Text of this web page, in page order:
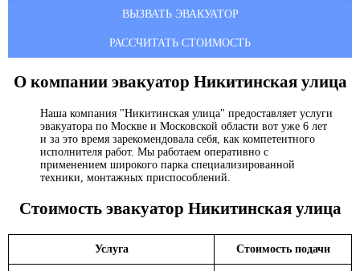
ВЫЗВАТЬ ЭВАКУАТОР
РАССЧИТАТЬ СТОИМОСТЬ
О компании эвакуатор Никитинская улица
Наша компания "Никитинская улица" предоставляет услуги
эвакуатора по Москве и Московской области вот уже 6 лет
и за это время зарекомендовала себя, как компетентного
исполнителя работ. Мы работаем оперативно с
применением широкого парка специализированной
техники, монтажных приспособлений.
Стоимость эвакуатор Никитинская улица
Услуга Стоимость подачи